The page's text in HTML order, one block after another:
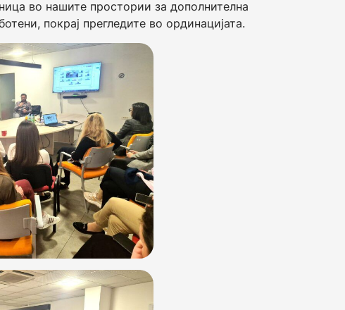
во нашите простории за дополнителна
покрај прегледите во ординацијата.